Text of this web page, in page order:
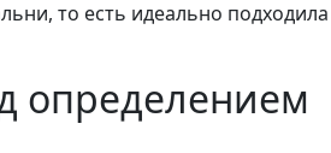
то есть идеально подходила
определением